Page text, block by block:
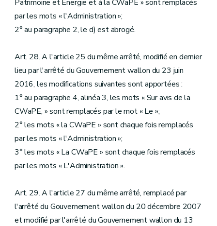
Patrimoine et Energie et à la CWaPE » sont remplacés
par les mots « l'Administration »;
2° au paragraphe 2, le d) est abrogé.
Art. 28. A l'article 25 du même arrêté, modifié en dernier
lieu par l'arrêté du Gouvernement wallon du 23 juin
2016, les modifications suivantes sont apportées :
1° au paragraphe 4, alinéa 3, les mots « Sur avis de la
CWaPE, » sont remplacés par le mot « Le »;
2° les mots « la CWaPE » sont chaque fois remplacés
par les mots « l'Administration »;
3° les mots « La CWaPE » sont chaque fois remplacés
par les mots « L'Administration ».
Art. 29. A l'article 27 du même arrêté, remplacé par
l'arrêté du Gouvernement wallon du 20 décembre 2007
et modifié par l'arrêté du Gouvernement wallon du 13